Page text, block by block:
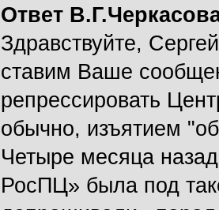
Ответ
Здравствуйте,
ставим Ваше
репрессировать
обычно, изъятием
Четыре месяца
РосПЦ» была под